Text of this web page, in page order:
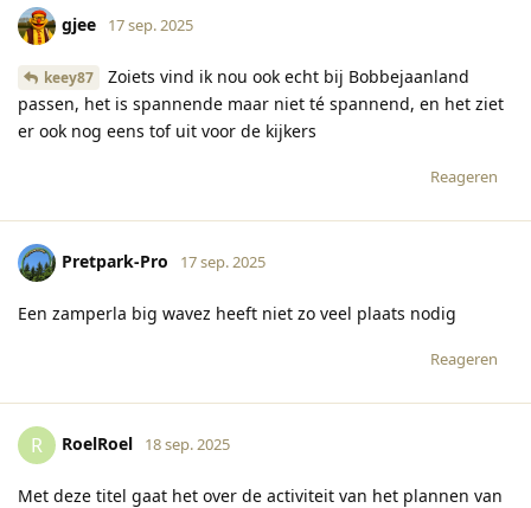
gjee 17 sep. 2025
keey87
Zoiets vind ik nou ook echt bij Bobbejaanland
passen, het is spannende maar niet té spannend, en het ziet
er ook nog eens tof uit voor de kijkers
Reageren
Pretpark-Pro 17 sep. 2025
Een zamperla big wavez heeft niet zo veel plaats nodig
Reageren
R RoelRoel 18 sep. 2025
Met deze titel gaat het over de activiteit van het plannen van